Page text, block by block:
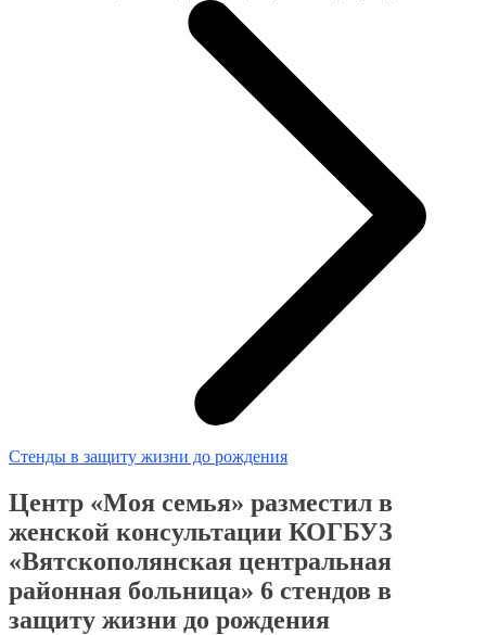
Стенды в защиту жизни до рождения
Центр «Моя семья» разместил в
женской консультации КОГБУЗ
«Вятскополянская центральная
районная больница» 6 стендов в
защиту жизни до рождения